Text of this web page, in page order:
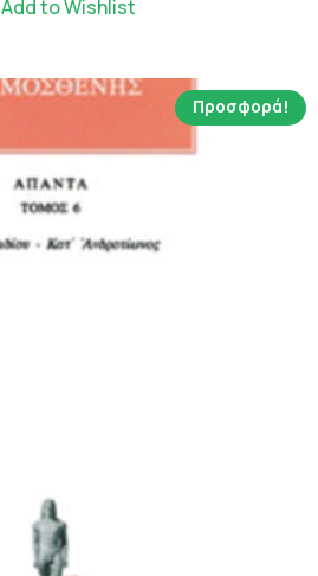
Add to Wishlist
Προσφορά!